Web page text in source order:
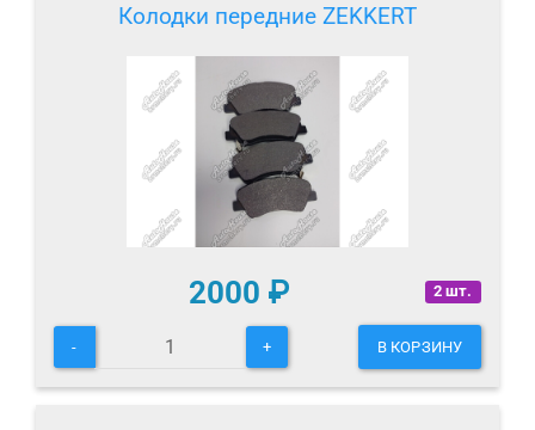
Колодки передние ZEKKERT
2 шт.
2000 ₽
- + В КОРЗИНУ